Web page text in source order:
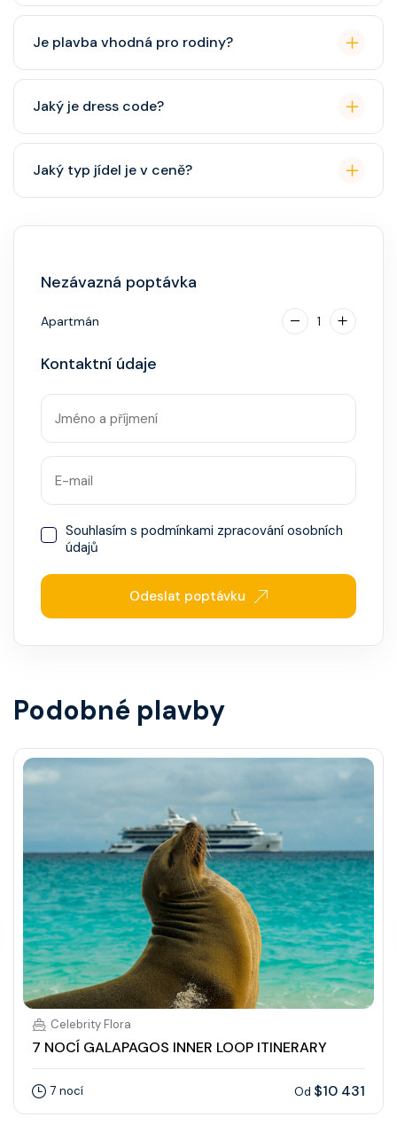
balíček), základní Wi-Fi.
Je plavba vhodná pro rodiny?
cestovatele, ale děti jsou vítány. K dispozici je dětský
klub (od 3 let).
Jaký je dress code?
někdy "Evening Chic" – doporučeno, ale není nutný
smoking.
Jaký typ jídel je v ceně?
Nezávazná poptávka
Apartmán 1
Kontaktní údaje
Souhlasím s podmínkami zpracování osobních
údajů
Odeslat poptávku
Podobné plavby
Celebrity Flora
7 NOCÍ GALAPAGOS INNER LOOP ITINERARY
7 nocí Od $10 431